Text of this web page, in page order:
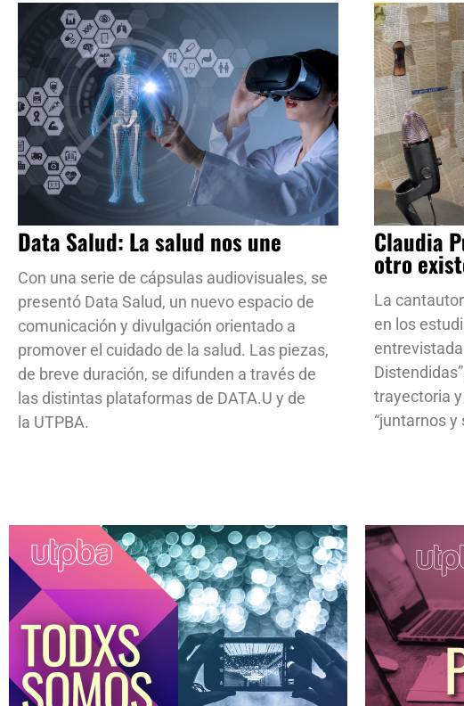
Data Salud: La salud nos une
Con una serie de cápsulas audiovisuales, se
presentó Data Salud, un nuevo espacio de
comunicación y divulgación orientado a
promover el cuidado de la salud. Las piezas,
de breve duración, se difunden a través de
las distintas plataformas de DATA.U y de
la UTPBA.
Claudia
otro
La
en los
trayectoria
“juntarnos y